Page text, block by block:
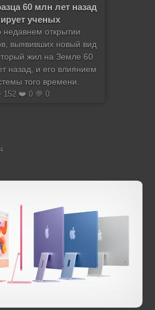
60 млн лет назад
ученых
недавнем открытии
выявивших новый вид
жил на Земле 60
назад, и его влиянием
того времени.
❤️ 0 💬 0